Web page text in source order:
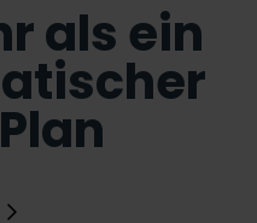
als ein